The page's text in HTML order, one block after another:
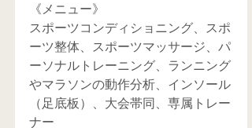
《メニュー》
スポーツコンディショニング、スポ
ーツ整体、スポーツマッサージ、パ
ーソナルトレーニング、ランニング
やマラソンの動作分析、インソール
（足底板）、大会帯同、専属トレー
ナー